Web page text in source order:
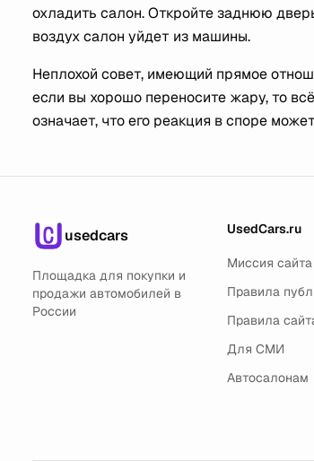
охладить салон. Откройте заднюю
воздух салон уйдет из машины.
Неплохой совет, имеющий прямое
если вы хорошо переносите жару, то
означает, что его реакция в споре
usedcars
Площадка для покупки и
продажи автомобилей в
России
UsedCars.ru
Миссия сайта
Правила
Правила
Для СМИ
Автосалонам